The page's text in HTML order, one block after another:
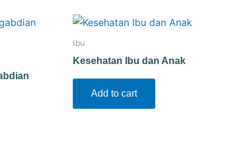
Ibu
Kesehatan Ibu dan Anak
Add to cart